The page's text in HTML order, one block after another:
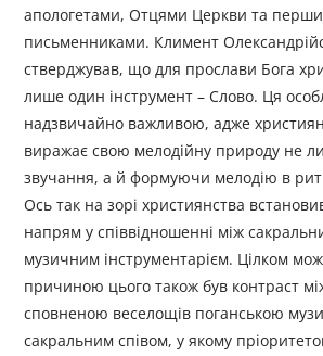
апологетами, Отцями Церкви та
письменниками. Климент
стверджував, що для прослави Бога
лише один інструмент – Слово. Ця
надзвичайно важливою, адже
виражає свою мелодійну природу не
звучання, а й формуючи мелодію в
Ось так на зорі християнства
напрям у співвідношенні між
музичним інструментарієм. Цілком
причиною цього також був контраст
сповненою веселощів поганською
сакральним співом, у якому